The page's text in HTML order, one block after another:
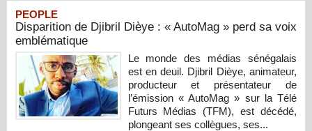
PEOPLE
Disparition de Djibril Dièye : « AutoMag » perd sa voix
emblématique
Le monde des médias sénégalais
est en deuil. Djibril Dièye, animateur,
producteur et présentateur de
l’émission « AutoMag » sur la Télé
Futurs Médias (TFM), est décédé,
plongeant ses collègues, ses...